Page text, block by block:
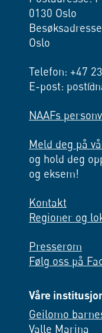
0130 Oslo
Oslo
Telefon: +47
E-post:
NAAFs
Meld deg på
og hold deg
og eksem!
Kontakt
Regioner og
Presserom
Følg oss på
Våre
Geilomo
Valle Marina